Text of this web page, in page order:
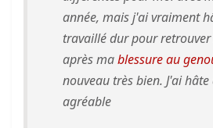
année, mais j'ai vraiment
travaillé dur pour
après mablessure au
nouveau très bien. J'ai
agréable